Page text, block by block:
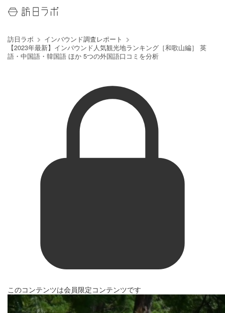
訪日ラボ
インバウンド調査レポート
【2023年最新】インバウンド人気観光地ランキング［和歌山編］ 英
語・中国語・韓国語 ほか 5つの外国語口コミを分析
このコンテンツは会員限定コンテンツです